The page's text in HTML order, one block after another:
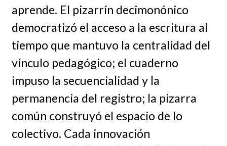
aprende. El pizarrín decimonónico
democratizó el acceso a la escritura al
tiempo que mantuvo la centralidad del
vínculo pedagógico; el cuaderno
impuso la secuencialidad y la
permanencia del registro; la pizarra
común construyó el espacio de lo
colectivo. Cada innovación